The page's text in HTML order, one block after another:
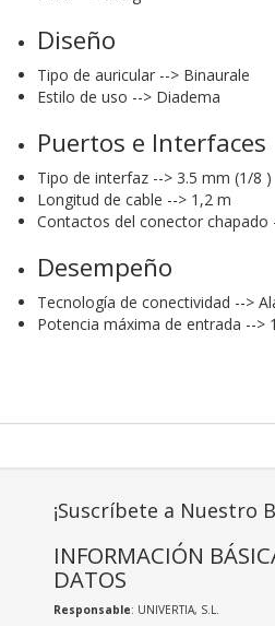
Diseño
Tipo de auricular --> Binaurale
Estilo de uso --> Diadema
Puertos e Interfaces
Tipo de interfaz --> 3.5 mm (1/8 )
Longitud de cable --> 1,2 m
Contactos del conector chapado
Desempeño
Tecnología de conectividad -->
Potencia máxima de entrada -->
¡Suscríbete a Nuestro
INFORMACIÓN
DATOS
Responsable: UNIVERTIA, S.L.